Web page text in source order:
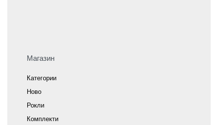
Магазин
Категории
Ново
Рокли
Комплекти